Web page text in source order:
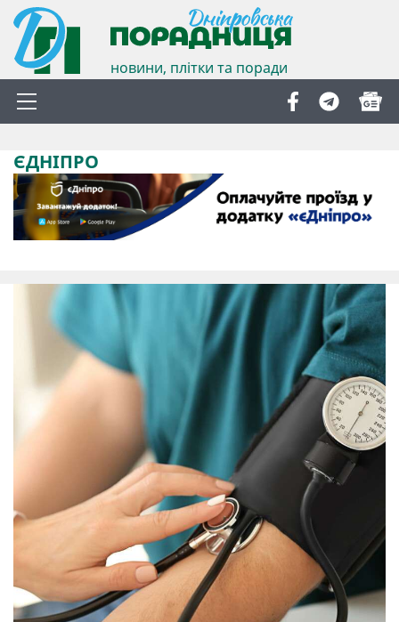
новини, плітки та поради
ЄДНІПРО